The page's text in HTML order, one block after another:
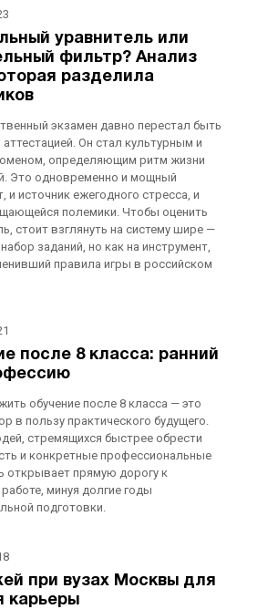
уравнитель или
фильтр? Анализ
разделила
экзамен давно перестал быть
Он стал культурным и
определяющим ритм жизни
Это одновременно и мощный
и источник ежегодного стресса, и
полемики. Чтобы оценить
стоит взглянуть на систему шире —
заданий, но как на инструмент,
правила игры в российском
после 8 класса: ранний
обучение после 8 класса — это
в пользу практического будущего.
стремящихся быстрее обрести
и конкретные профессиональные
открывает прямую дорогу к
минуя долгие годы
подготовки.
при вузах Москвы для
карьеры